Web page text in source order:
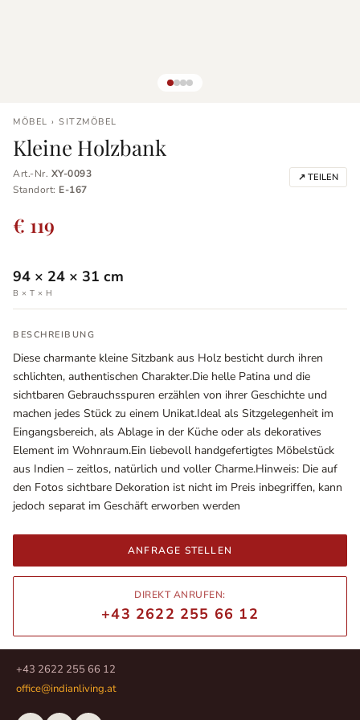
MÖBEL › SITZMÖBEL
Kleine Holzbank
Art.-Nr. XY-0093
Standort: E-167
↗ TEILEN
€ 119
94 × 24 × 31 cm
B × T × H
BESCHREIBUNG
Diese charmante kleine Sitzbank aus Holz besticht durch ihren
schlichten, authentischen Charakter.Die helle Patina und die
sichtbaren Gebrauchsspuren erzählen von ihrer Geschichte und
machen jedes Stück zu einem Unikat.Ideal als Sitzgelegenheit im
Eingangsbereich, als Ablage in der Küche oder als dekoratives
Element im Wohnraum.Ein liebevoll handgefertigtes Möbelstück
aus Indien – zeitlos, natürlich und voller Charme.Hinweis: Die auf
den Fotos sichtbare Dekoration ist nicht im Preis inbegriffen, kann
jedoch separat im Geschäft erworben werden
ANFRAGE STELLEN
DIREKT ANRUFEN:
+43 2622 255 66 12
Ausstellungsräume
Wiener Straße – Werkstraße 111
2700 Wiener Neustadt
+43 2622 255 66 12
office@indianliving.at